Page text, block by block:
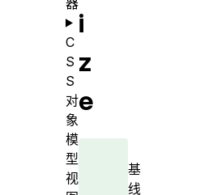
i
z
e
基
线
C
S
S
对
象
模
型
视